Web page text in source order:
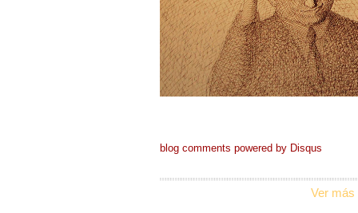
blog comments powered by Disqus
Ver más